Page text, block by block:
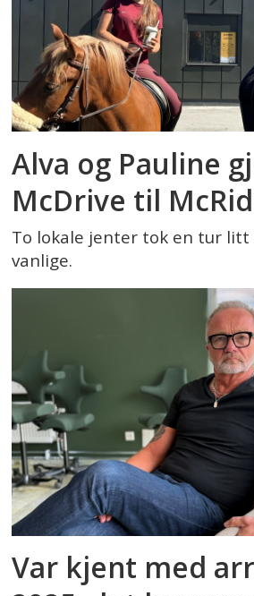
Alva og Pauline
McDrive til
To lokale jenter tok en tur
vanlige.
Var kjent med